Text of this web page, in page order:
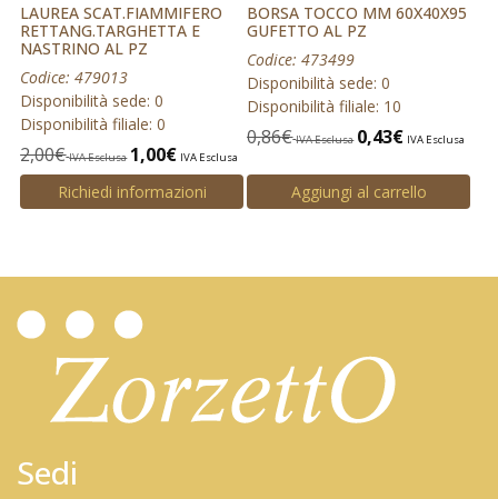
LAUREA SCAT.FIAMMIFERO
RETTANG.TARGHETTA E
NASTRINO AL PZ
Codice: 479013
Disponibilità sede: 0
Disponibilità filiale: 0
2,00€ IVA Esclusa 1,00€ IVA Esclusa
Richiedi informazioni
BORSA TOCCO MM 60X40X95
GUFETTO AL PZ
Codice: 473499
Disponibilità sede: 0
Disponibilità filiale: 10
0,86€ IVA Esclusa 0,43€ IVA Esclusa
Aggiungi al carrello
Sedi